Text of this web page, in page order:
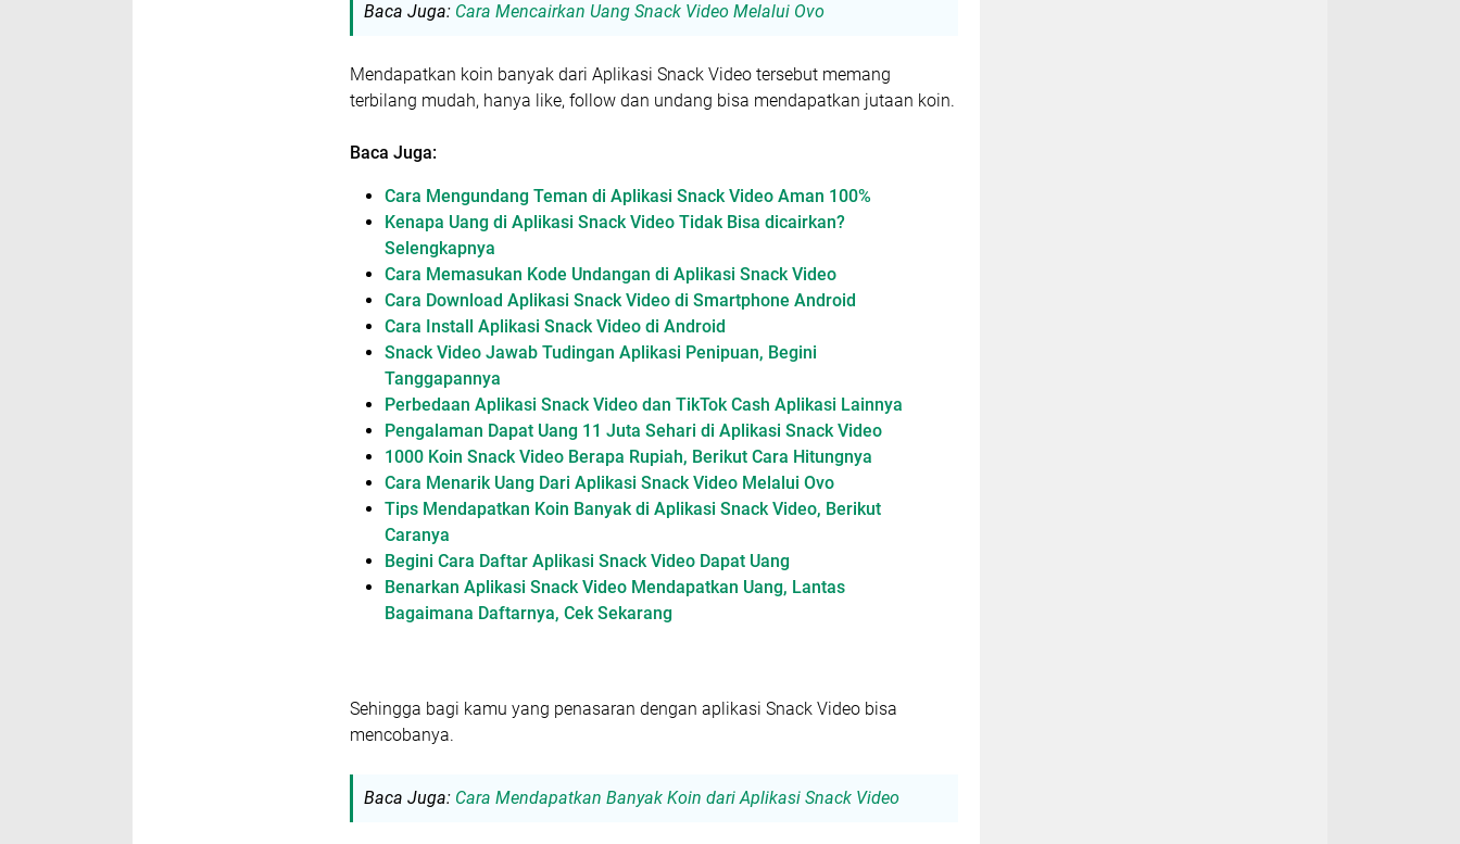
Baca Juga: Cara Mencairkan Uang Snack Video Melalui Ovo
Mendapatkan koin banyak dari Aplikasi Snack Video tersebut memang
terbilang mudah, hanya like, follow dan undang bisa mendapatkan jutaan koin.
Baca Juga:
Cara Mengundang Teman di Aplikasi Snack Video Aman 100%
Kenapa Uang di Aplikasi Snack Video Tidak Bisa dicairkan?
Selengkapnya
Cara Memasukan Kode Undangan di Aplikasi Snack Video
Cara Download Aplikasi Snack Video di Smartphone Android
Cara Install Aplikasi Snack Video di Android
Snack Video Jawab Tudingan Aplikasi Penipuan, Begini
Tanggapannya
Perbedaan Aplikasi Snack Video dan TikTok Cash Aplikasi Lainnya
Pengalaman Dapat Uang 11 Juta Sehari di Aplikasi Snack Video
1000 Koin Snack Video Berapa Rupiah, Berikut Cara Hitungnya
Cara Menarik Uang Dari Aplikasi Snack Video Melalui Ovo
Tips Mendapatkan Koin Banyak di Aplikasi Snack Video, Berikut
Caranya
Begini Cara Daftar Aplikasi Snack Video Dapat Uang
Benarkan Aplikasi Snack Video Mendapatkan Uang, Lantas
Bagaimana Daftarnya, Cek Sekarang
Sehingga bagi kamu yang penasaran dengan aplikasi Snack Video bisa
mencobanya.
Baca Juga: Cara Mendapatkan Banyak Koin dari Aplikasi Snack Video